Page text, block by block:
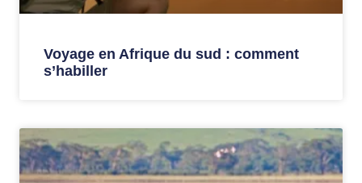
Voyage en Afrique du sud : comment
s’habiller